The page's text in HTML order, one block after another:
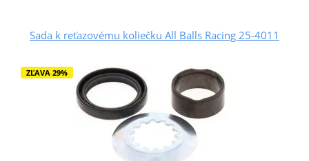
Sada k reťazovému koliečku All Balls Racing 25-4011
ZĽAVA 29%